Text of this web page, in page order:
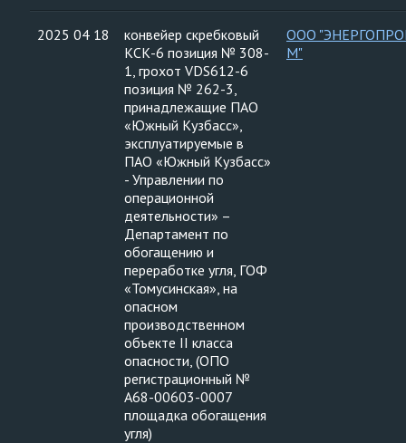
2025 04 18
конвейер скребковый
КСК-6 позиция № 308-
1, грохот VDS612-6
позиция № 262-3,
принадлежащие ПАО
«Южный Кузбасс»,
эксплуатируемые в
ПАО «Южный Кузбасс»
- Управлении по
операционной
деятельности» –
Департамент по
обогащению и
переработке угля, ГОФ
«Томусинская», на
опасном
производственном
объекте II класса
опасности, (ОПО
регистрационный №
А68-00603-0007
площадка обогащения
угля)
ООО
М"